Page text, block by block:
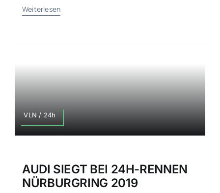
Weiterlesen
VLN / 24h
AUDI SIEGT BEI 24H-RENNEN
NÜRBURGRING 2019